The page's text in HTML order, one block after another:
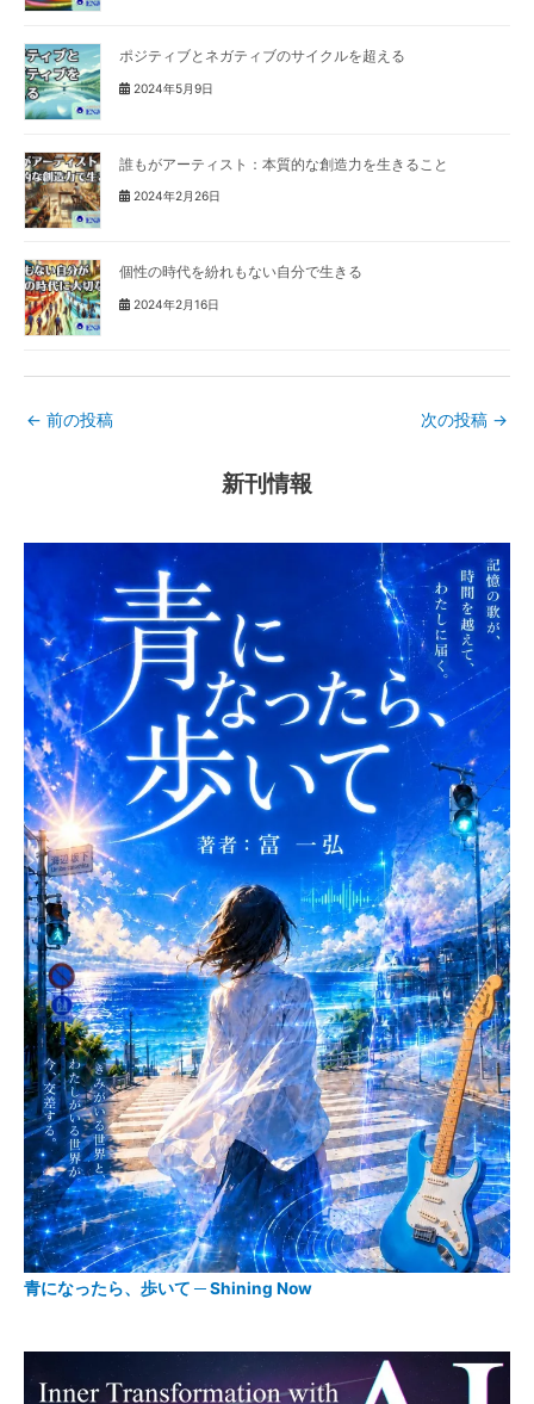
ポジティブとネガティブのサイクルを超える
2024年5月9日
誰もがアーティスト：本質的な創造力を生きること
2024年2月26日
個性の時代を紛れもない自分で生きる
2024年2月16日
← 前の投稿 次の投稿 →
新刊情報
青になったら、歩いて ─ Shining Now